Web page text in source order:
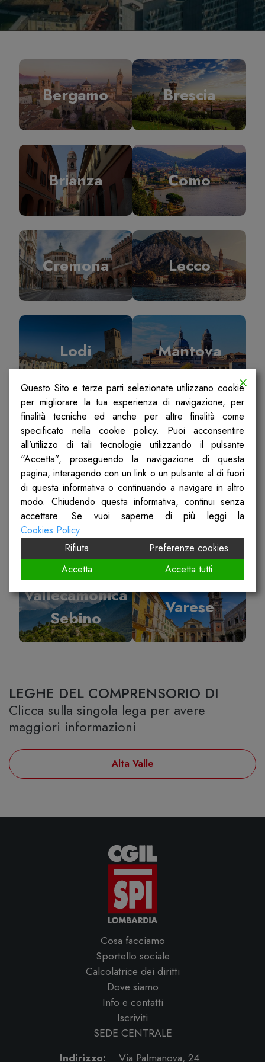
Bergamo Brescia
Brianza Como
Cremona Lecco
Lodi Mantova
Milano Pavia
Sondrio Ticino Olona
Vallecamonica
Sebino
Varese
LEGHE DEL COMPRENSORIO DI
Clicca sulla singola lega per avere
maggiori informazioni
Alta Valle
Cosa facciamo
Sportello sociale
Calcolatrice dei diritti
Dove siamo
Info e contatti
Iscriviti
SEDE CENTRALE
Indirizzo:
Via Palmanova, 24
Questo Sito e terze parti selezionate utilizzano cookie
per migliorare la tua esperienza di navigazione, per
finalità tecniche ed anche per altre finalità come
specificato nella cookie policy. Puoi acconsentire
all’utilizzo di tali tecnologie utilizzando il pulsante
“Accetta”, proseguendo la navigazione di questa
pagina, interagendo con un link o un pulsante al di fuori
di questa informativa o continuando a navigare in altro
modo. Chiudendo questa informativa, continui senza
accettare. Se vuoi saperne di più leggi la
Cookies Policy
Rifiuta
Preferenze cookies
Accetta
Accetta tutti